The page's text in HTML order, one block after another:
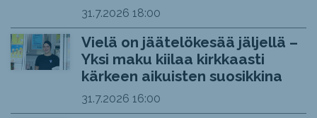
31.7.2026 18:00
Vielä on jäätelökesää jäljellä –
Yksi maku kiilaa kirkkaasti
kärkeen aikuisten suosikkina
31.7.2026 16:00